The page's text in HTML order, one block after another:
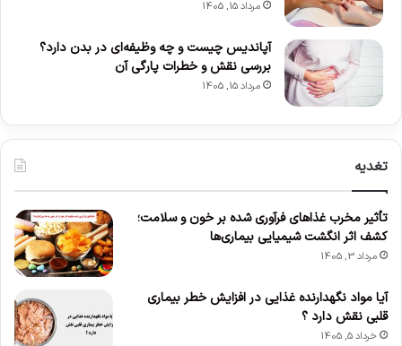
مرداد 15, 1405
آپاندیس چیست و چه وظیفه‌ای در بدن دارد؟
بررسی نقش و خطرات پارگی آن
مرداد 15, 1405
تغدیه
تأثیر مخرب غذاهای فرآوری شده بر خون و سلامت؛
کشف اثر انگشت شیمیایی بیماری‌ها
مرداد 3, 1405
آیا مواد نگهدارنده غذایی در افزایش خطر بیماری
قلبی نقش دارد ؟
خرداد 5, 1405